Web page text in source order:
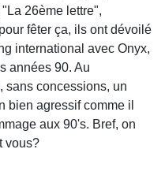
26ème lettre",
fêter ça, ils ont dévoilé
international avec Onyx,
années 90. Au
sans concessions, un
bien agressif comme il
aux 90's. Bref, on
vous?